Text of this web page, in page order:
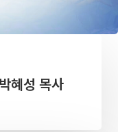
혜성 목사